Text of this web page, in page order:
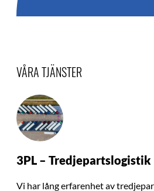
VÅRA TJÄNSTER
3PL – Tredjepartslogistik
Vi har lång erfarenhet av